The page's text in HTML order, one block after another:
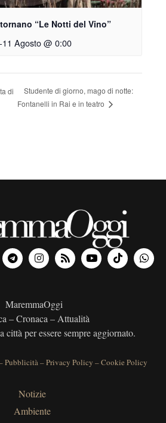
“Le Notti del Vino”
-11 Agosto @ 0:00
di
Studente di giorno, mago di notte:
Fontanelli in Rai e in teatro
MaremmaOggi
– Cronaca – Attualità
città per essere sempre aggiornato.
Pubblicità–Privacy Policy –Cookie Policy
Notizie
Ambiente